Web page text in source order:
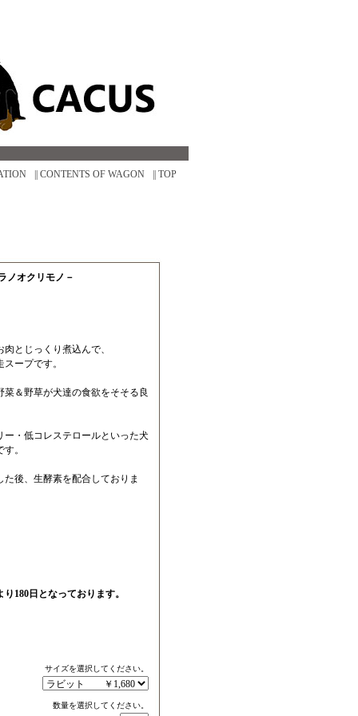
|| TOP
|| CONTENTS OF WAGON
ノオクリモノ－
とじっくり煮込んで、
ープです。
＆野草が犬達の食欲をそそる良
・低コレステロールといった犬
。
た後、生酵素を配合しておりま
180日となっております。
サイズを選択してください。
数量を選択してください。